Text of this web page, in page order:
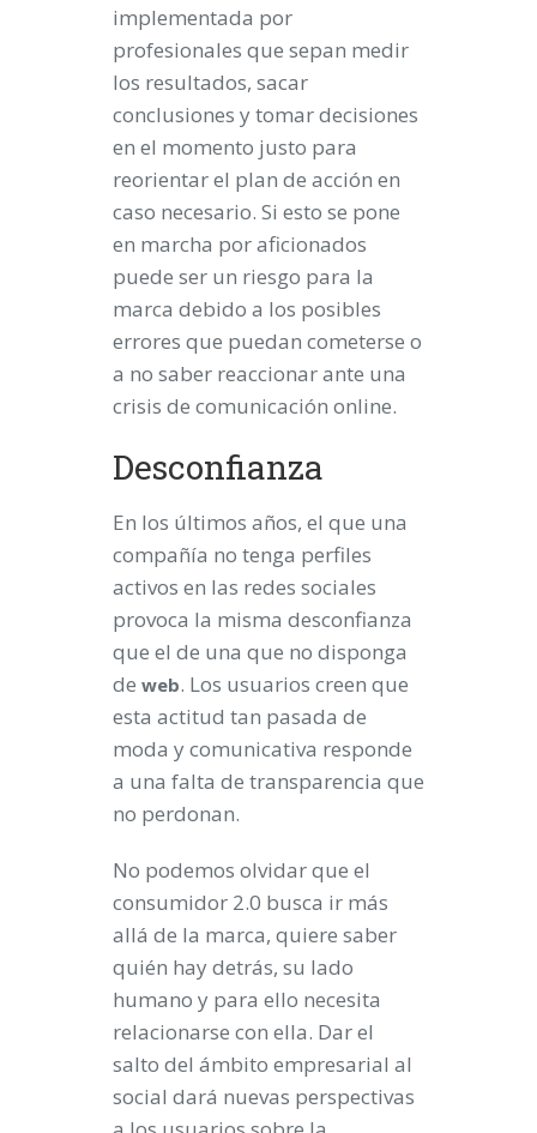
implementada por
profesionales que sepan medir
los resultados, sacar
conclusiones y tomar decisiones
en el momento justo para
reorientar el plan de acción en
caso necesario. Si esto se pone
en marcha por aficionados
puede ser un riesgo para la
marca debido a los posibles
errores que puedan cometerse o
a no saber reaccionar ante una
crisis de comunicación online.
Desconfianza
En los últimos años, el que una
compañía no tenga perfiles
activos en las redes sociales
provoca la misma desconfianza
que el de una que no disponga
de web. Los usuarios creen que
esta actitud tan pasada de
moda y comunicativa responde
a una falta de transparencia que
no perdonan.
No podemos olvidar que el
consumidor 2.0 busca ir más
allá de la marca, quiere saber
quién hay detrás, su lado
humano y para ello necesita
relacionarse con ella. Dar el
salto del ámbito empresarial al
social dará nuevas perspectivas